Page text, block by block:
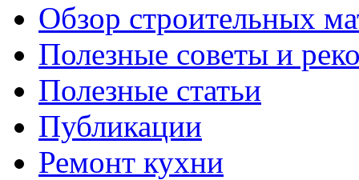
Обзор строительных
Полезные советы и
Полезные статьи
Публикации
Ремонт кухни